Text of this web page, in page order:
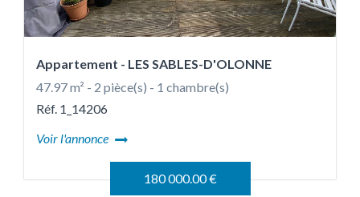
Appartement - LES SABLES-D'OLONNE
47.97 m² - 2 pièce(s) - 1 chambre(s)
Réf. 1_14206
Voir l'annonce
180 000.00 €